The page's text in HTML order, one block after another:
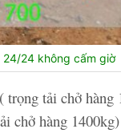
24 không cấm giờ
tải chở hàng
chở hàng 1400kg)